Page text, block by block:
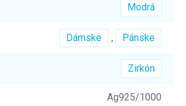
Modrá
Dámske , Pánske
Zirkón
Ag925/1000